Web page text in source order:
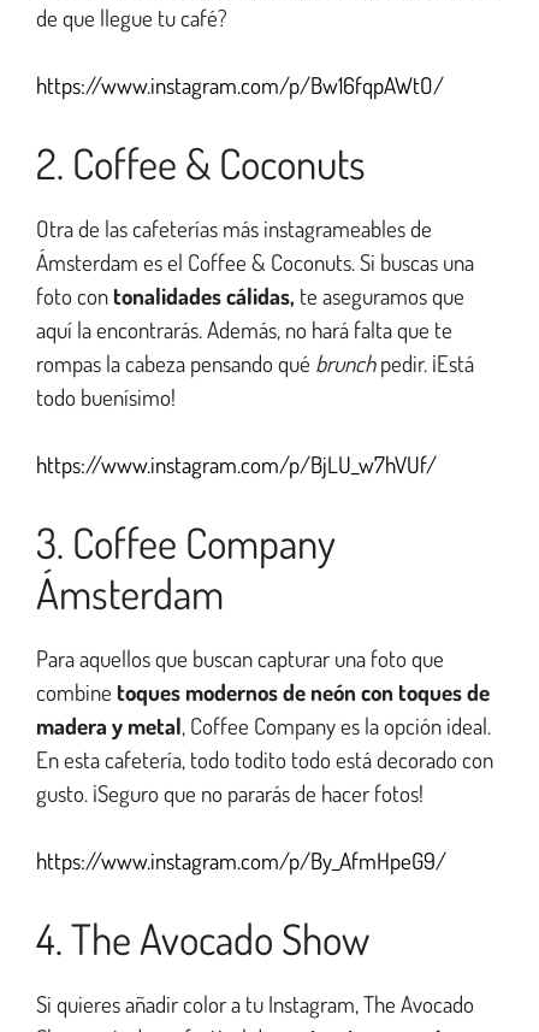
de que llegue tu café?
https://www.instagram.com/p/Bw16fqpAWtO/
2. Coffee & Coconuts
Otra de las cafeterías más instagrameables de
Ámsterdam es el Coffee & Coconuts. Si buscas una
foto con tonalidades cálidas, te aseguramos que
aquí la encontrarás. Además, no hará falta que te
rompas la cabeza pensando qué brunchpedir. ¡Está
todo buenísimo!
https://www.instagram.com/p/BjLU_w7hVUf/
3. Coffee Company
Ámsterdam
Para aquellos que buscan capturar una foto que
combine toques modernos de neón con toques de
madera y metal, Coffee Company es la opción ideal.
En esta cafetería, todo todito todo está decorado con
gusto. ¡Seguro que no pararás de hacer fotos!
https://www.instagram.com/p/By_AfmHpeG9/
4. The Avocado Show
Si quieres añadir color a tu Instagram, The Avocado